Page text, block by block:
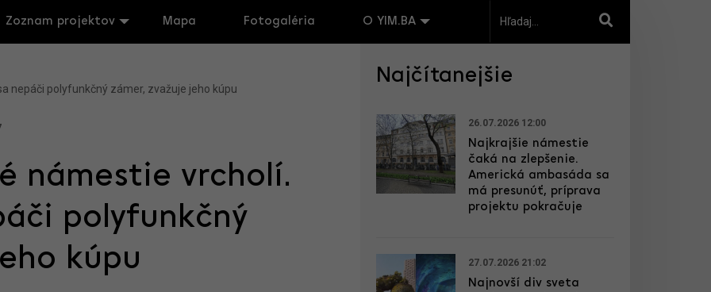
Zoznam projektov Mapa Fotogaléria O YIM.BA
nepáči polyfunkčný zámer, zvažuje jeho kúpu
námestie vrcholí.
polyfunkčný
kúpu
Najčítanejšie
26.07.2026 12:00
Najkrajšie námestie
čaká na zlepšenie.
Americká ambasáda sa
má presunúť, príprava
projektu pokračuje
27.07.2026 21:02
Najnovší div sveta